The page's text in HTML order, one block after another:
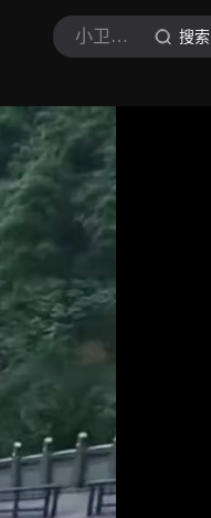
小卫话车 搜索